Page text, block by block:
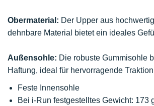
Obermaterial: Der Upper aus
dehnbare Material bietet ein ideales
Außensohle: Die robuste Gummisohle
Haftung, ideal für hervorragende
Feste Innensohle
Bei i-Run festgestelltes Gewicht: 173